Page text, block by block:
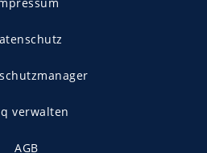
verwalten
AGB